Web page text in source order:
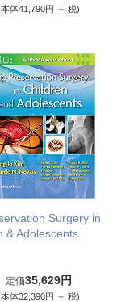
体41,790円 ＋ 税)
Surgery in
& Adolescents
定価35,629円
体32,390円 ＋ 税)